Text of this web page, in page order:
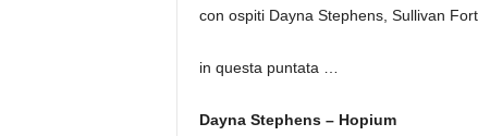
con ospiti Dayna Stephens, Sullivan
in questa puntata …
Dayna Stephens – Hopium